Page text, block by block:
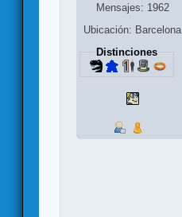
Mensajes: 1962
Ubicación: Barcelona
Distinciones